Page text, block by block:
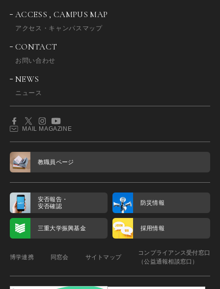
ACCESS , CAMPUS MAP
アクセス・キャンパスマップ
CONTACT
お問い合わせ
NEWS
ニュース
MAIL MAGAZINE
教職員ページ
安否報告・
安否確認
防災情報
三重大学振興基金 採用情報
博学連携 同窓会 サイトマップ
コンプライアンス受付窓口
（公益通報相談窓口）